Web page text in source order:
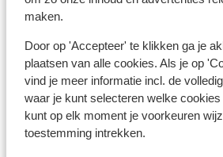
maken.
Door op 'Accepteer' te klikken ga je
plaatsen van alle cookies. Als je op
vind je meer informatie incl. de
waar je kunt selecteren welke
kunt op elk moment je voorkeuren
toestemming intrekken.
Locatie